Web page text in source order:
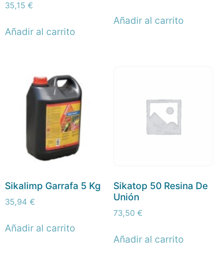
35,15 €
Añadir al carrito
Añadir al carrito
Sikalimp Garrafa 5 Kg
35,94 €
Añadir al carrito
Sikatop 50 Resina De
Unión
73,50 €
Añadir al carrito